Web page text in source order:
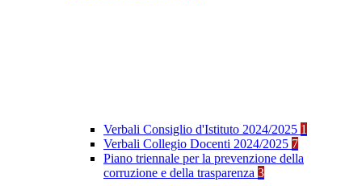
Verbali Consiglio d'Istituto 2024/2025 1
Verbali Collegio Docenti 2024/2025 7
Piano triennale per la prevenzione della
corruzione e della trasparenza 3